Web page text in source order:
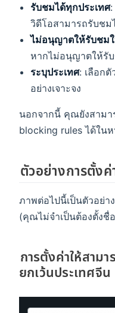
รับชมได้ทุกประเทศ
วิดีโอสามารถรับชม
ไม่อนุญาตให้รับชมใ
หากไม่อนุญาตให้รั
ระบุประเทศ: เลือกตั
อย่างเจาะจง
นอกจากนี้ คุณยังสามา
blocking rules ได้ใน
ตัวอย่างการตั้งค่
ภาพต่อไปนี้เป็นตัวอย่า
(คุณไม่จำเป็นต้องตั้งชื่
การตั้งค่าให้สาม
ยกเว้นประเทศจีน